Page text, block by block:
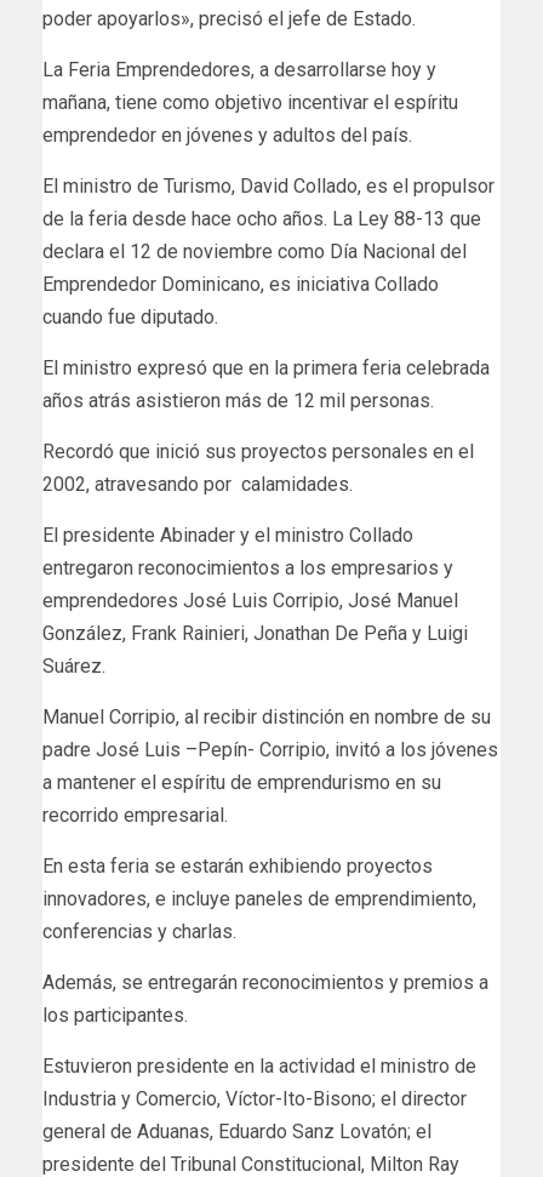
poder apoyarlos», precisó el jefe de Estado.
La Feria Emprendedores, a desarrollarse hoy y
mañana, tiene como objetivo incentivar el espíritu
emprendedor en jóvenes y adultos del país.
El ministro de Turismo, David Collado, es el propulsor
de la feria desde hace ocho años. La Ley 88-13 que
declara el 12 de noviembre como Día Nacional del
Emprendedor Dominicano, es iniciativa Collado
cuando fue diputado.
El ministro expresó que en la primera feria celebrada
años atrás asistieron más de 12 mil personas.
Recordó que inició sus proyectos personales en el
2002, atravesando por calamidades.
El presidente Abinader y el ministro Collado
entregaron reconocimientos a los empresarios y
emprendedores José Luis Corripio, José Manuel
González, Frank Rainieri, Jonathan De Peña y Luigi
Suárez.
Manuel Corripio, al recibir distinción en nombre de su
padre José Luis –Pepín- Corripio, invitó a los jóvenes
a mantener el espíritu de emprendurismo en su
recorrido empresarial.
En esta feria se estarán exhibiendo proyectos
innovadores, e incluye paneles de emprendimiento,
conferencias y charlas.
Además, se entregarán reconocimientos y premios a
los participantes.
Estuvieron presidente en la actividad el ministro de
Industria y Comercio, Víctor-Ito-Bisono; el director
general de Aduanas, Eduardo Sanz Lovatón; el
presidente del Tribunal Constitucional, Milton Ray